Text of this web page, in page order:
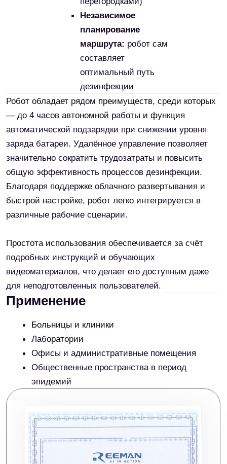
Наш магазин является
официальным
сертифицированным
дистрибьютором Reeman в
России
Мы с гордостью представляем продукцию
Reemanи гарантируем подлинность, качество и
поддержку на территории России.
Похожие товары:
Робот Alpha
Robotics Panda
посудомойщик Pudu
Holabot
1 100 000 р.
Робот доставщик Робот грузчик Alpha
Нужна помощь?
Ваше имя